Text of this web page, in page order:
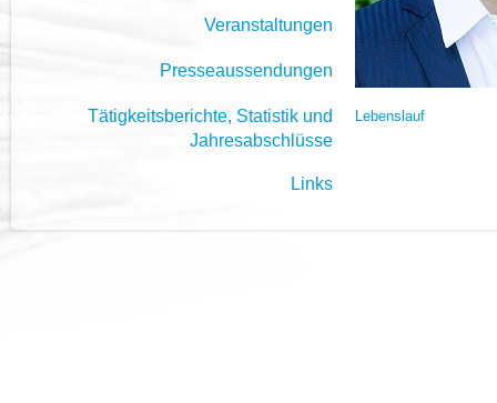
Veranstaltungen
Presseaussendungen
Tätigkeitsberichte, Statistik und
Jahresabschlüsse
Links
Lebenslauf